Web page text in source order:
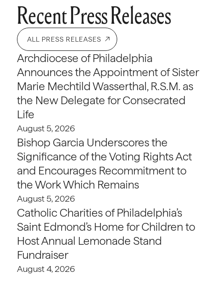
Recent Press Releases
ALL PRESS RELEASES
Archdiocese of Philadelphia
Announces the Appointment of Sister
Marie Mechtild Wasserthal, R.S.M. as
the New Delegate for Consecrated
Life
August 5, 2026
Bishop Garcia Underscores the
Significance of the Voting Rights Act
and Encourages Recommitment to
the Work Which Remains
August 5, 2026
Catholic Charities of Philadelphia’s
Saint Edmond’s Home for Children to
Host Annual Lemonade Stand
Fundraiser
August 4, 2026